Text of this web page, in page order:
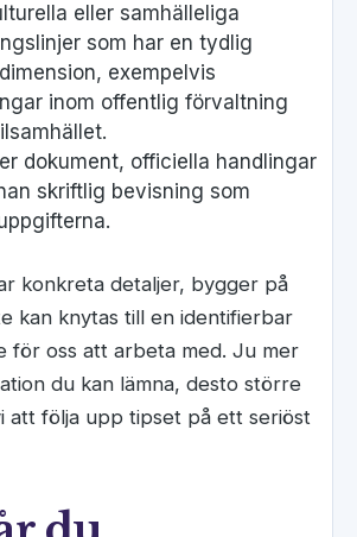
eller samhälleliga
som har en tydlig
exempelvis
inom offentlig förvaltning
dokument, officiella handlingar
skriftlig bevisning som
konkreta detaljer, bygger på
kan knytas till en identifierbar
för oss att arbeta med. Ju mer
du kan lämna, desto större
att följa upp tipset på ett seriöst